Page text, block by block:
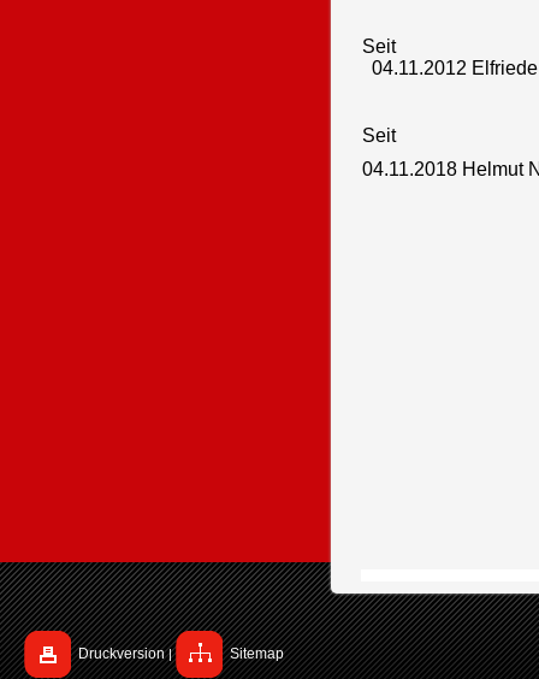
Seit
04.11.2012
Seit
04.11.2018 Helmut
Druckversion | Sitemap